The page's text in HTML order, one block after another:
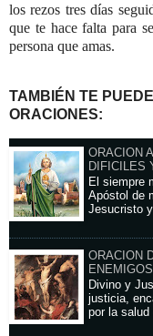
los rezos tres días
que te hace falta para
persona que amas.
TAMBIÉN TE
ORACIONES:
ORACION
DIFICILES
El siempre
Apóstol de
Jesucristo
ORACION
Divino y
justicia,
por la salud